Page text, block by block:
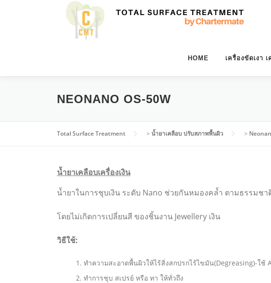
HOME เครื่องขัดเงา
NEONANO OS-50W
Total Surface Treatment > น้ำยาเคลือบ ปรับสภาพพื้นผิว >
น้ำยาเคลือบเครื่องเงิน
น้ำยาในการชุบเงิน ระดับ Nano ช่วยกันหมองคล้ำ ตามธรรมชา
โดยไม่เกิดการเปลี่ยนสี ของชิ้นงาน Jewellery เงิน
วิธีใช้:
ทำความสะอาดพื้นผิวให้ไร้สิ่งสกปรกไร้ไขมัน(Degreasing)-ใ
ทำการชุบ สเปรย์ หรือ ทา ให้ทั่วถึง